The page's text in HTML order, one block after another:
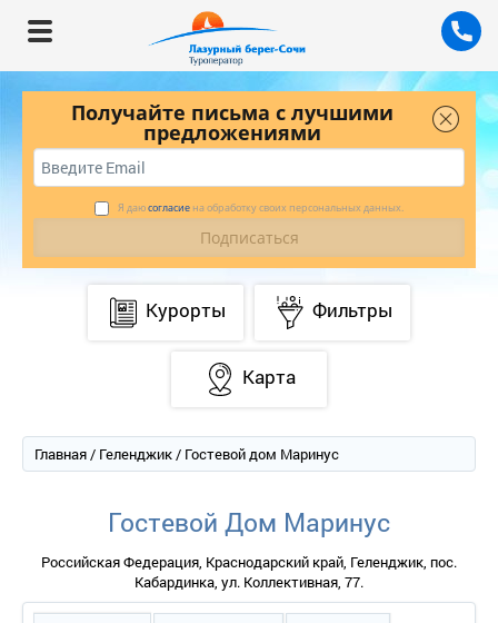
Получайте письма с лучшими
предложениями
Я даюсогласие на обработку своих персональных данных.
Курорты Фильтры
Карта
Главная/ Геленджик/ Гостевой дом Маринус
Гостевой Дом Маринус
Российская Федерация, Краснодарский край, Геленджик, пос.
Кабардинка, ул. Коллективная, 77.